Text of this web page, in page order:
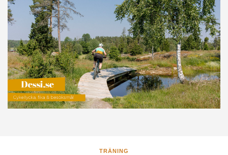
TRÄNING